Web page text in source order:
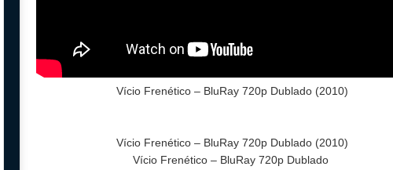
Vício Frenético – BluRay 720p Dublado (2010)
Vício Frenético– BluRay 720p Dublado (2010)
Vício Frenético– BluRay 720p Dublado